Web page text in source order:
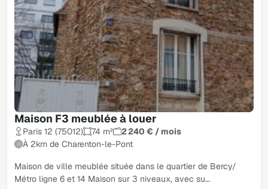
Maison F3 meublée à louer
Paris 12 (75012) 74 m²
2 240 € / mois
À 2km de Charenton-le-Pont
Maison de ville meublée située dans le quartier de Bercy/
Métro ligne 6 et 14 Maison sur 3 niveaux, avec su…